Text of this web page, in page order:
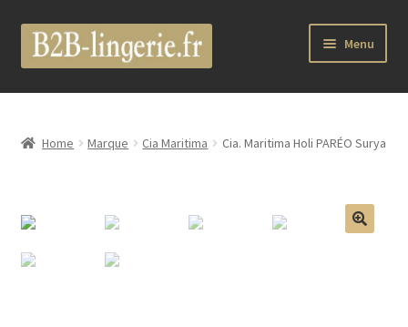
Aller
Aller
au
Menu
B2B Lingerie Site Officiel
enfant
Wholesale Registration Page
Home Marque Cia Maritima Cia. Maritima Holi PARÉO Surya